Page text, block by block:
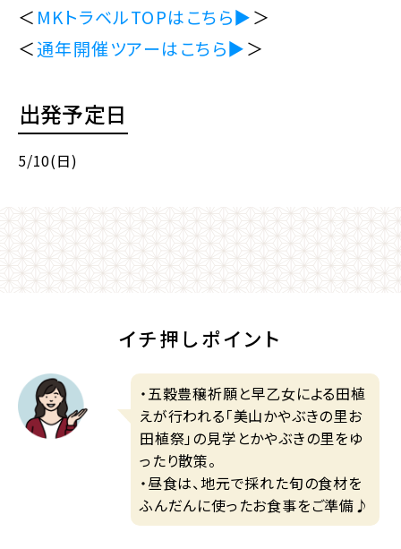
＜ MKトラベルTOPはこちら▶＞
＜通年開催ツアーはこちら▶＞
出発予定日
5/10(日)
イチ押しポイント
・五穀豊穣祈願と早乙女による田植
えが行われる「美山かやぶきの里お
田植祭」の見学とかやぶきの里をゆ
ったり散策。
・昼食は、地元で採れた旬の食材を
ふんだんに使ったお食事をご準備♪